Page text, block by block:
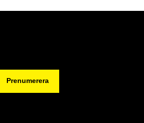
Prenumerera